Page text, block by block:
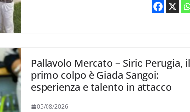
Pallavolo Mercato – Sirio Perugia, il
primo colpo è Giada Sangoi:
esperienza e talento in attacco
05/08/2026